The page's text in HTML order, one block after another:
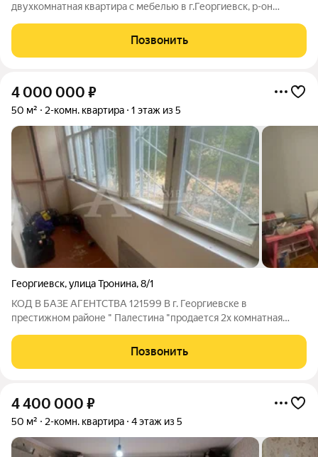
двухкомнатная квартира с мебелью в г.Георгиевск, р-он
Улучшенная планировка: большая лоджия с двумя выходами,
раздельный санузел. Окна выходят на
Позвонить
4 000 000 ₽
50 м² 2-комн. квартира 1 этаж из 5
Георгиевск,улица Тронина,8/1
КОД В БАЗЕ АГЕНТСТВА 121599 В г. Георгиевске в
престижном районе " Палестина "продается 2х комнатная
квартира, под себя можно сделать ремонт. Идеальный вариант
под сдачу или аренду. ШИКАРНОЕ
Позвонить
4 400 000 ₽
50 м² 2-комн. квартира 4 этаж из 5